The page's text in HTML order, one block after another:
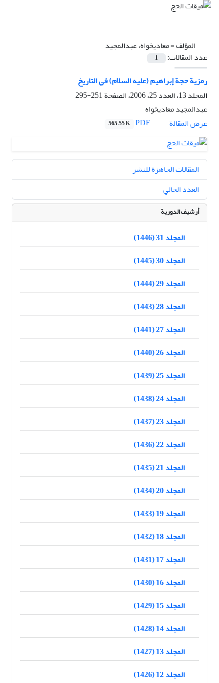
المؤلف =معاديخواه، عبدالمجيد
عدد المقالات:
1
رمزية حجة إبراهيم (عليه السلام) في التاريخ
المجلد 13، العدد 25، 2006، الصفحة
251-295
عبدالمجيد معاديخواه
عرض المقالة
565.55 K
المقالات الجاهزة للنشر
العدد الحالي
أرشيف الدورية
المجلد 31 (1446)
المجلد 30 (1445)
المجلد 29 (1444)
المجلد 28 (1443)
المجلد 27 (1441)
المجلد 26 (1440)
المجلد 25 (1439)
المجلد 24 (1438)
المجلد 23 (1437)
المجلد 22 (1436)
المجلد 21 (1435)
المجلد 20 (1434)
المجلد 19 (1433)
المجلد 18 (1432)
المجلد 17 (1431)
المجلد 16 (1430)
المجلد 15 (1429)
المجلد 14 (1428)
المجلد 13 (1427)
المجلد 12 (1426)